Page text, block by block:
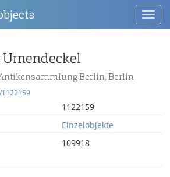
Berlin, Berlin
1122159
Einzelobjekte
109918